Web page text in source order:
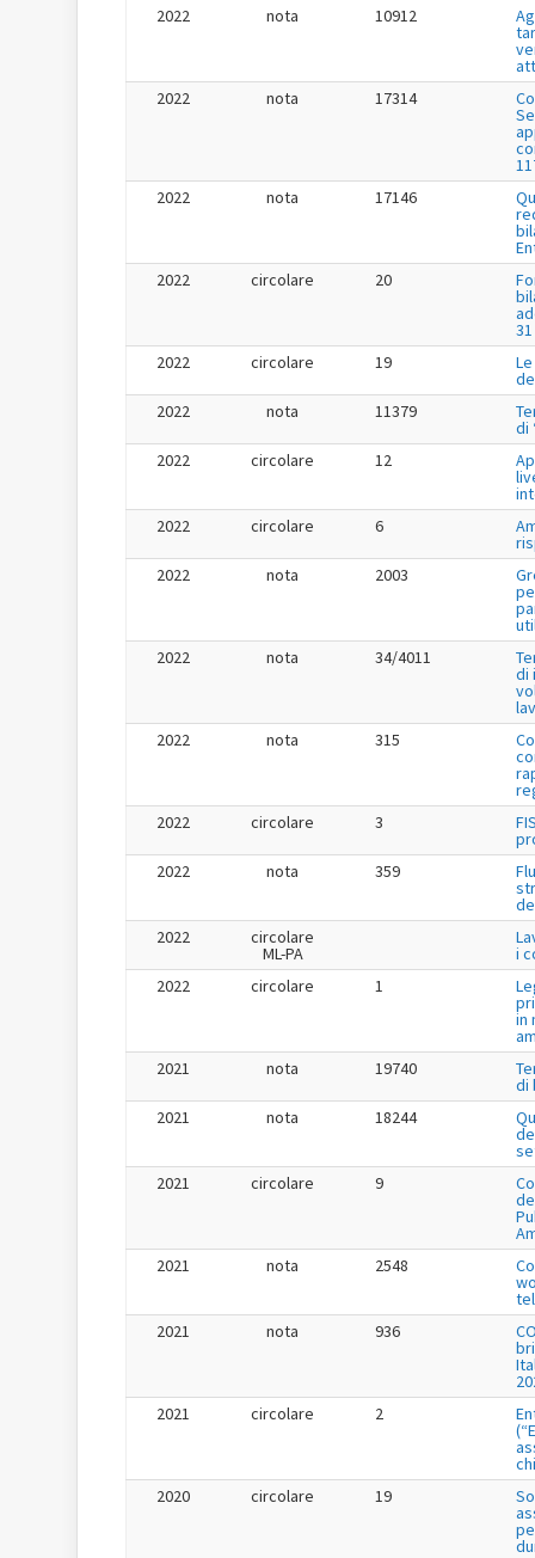
2022 nota 10912
2022
nota 17314
2022
nota 17146
2022
circolare 20
2022
circolare 19
2022
nota 11379
di
2022
circolare 12
2022
circolare 6
2022
nota 2003
2022
nota 34/4011
di
2022
nota 315
2022
circolare 3
2022
nota 359
2022
circolare
ML-PA
i
2022
circolare 1
in
2021
nota 19740
di
2021
nota 18244
2021
circolare 9
2021
nota 2548
2021
nota 936
2021
circolare 2
2020
circolare 19